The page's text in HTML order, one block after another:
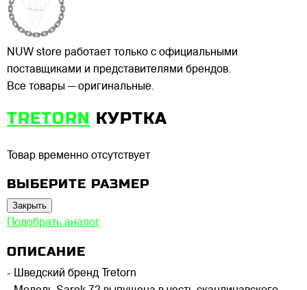
NUW store работает только с официальными
поставщиками и представителями брендов.
Все товары — оригинальные.
TRETORN КУРТКА
Товар временно отсутствует
ВЫБЕРИТЕ РАЗМЕР
Закрыть
Подобрать аналог
ОПИСАНИЕ
- Шведский бренд Tretorn